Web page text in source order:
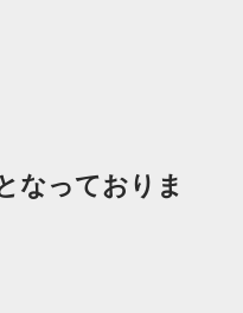
なっておりま